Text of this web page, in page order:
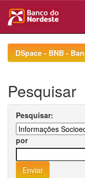
navigationDSpace - BNB -
Pesquisar
Pesquisar:
por